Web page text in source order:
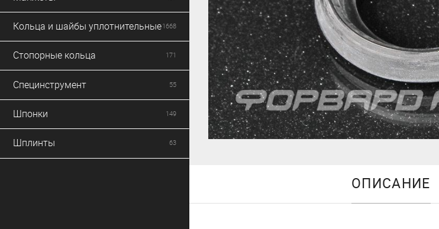
Кольца и шайбы уплотнительные1668
Стопорные кольца 171
Специнструмент 55
Шпонки 149
Шплинты 63
ОПИСАНИЕ